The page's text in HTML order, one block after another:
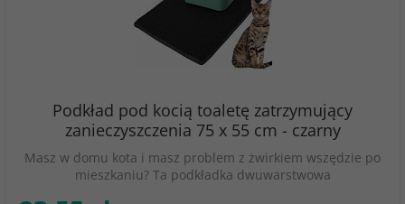
Podkład pod kocią toaletę zatrzymujący
zanieczyszczenia 75 x 55 cm - czarny
Masz w domu kota i masz problem z żwirkiem wszędzie po
mieszkaniu? Ta podkładka dwuwarstwowa